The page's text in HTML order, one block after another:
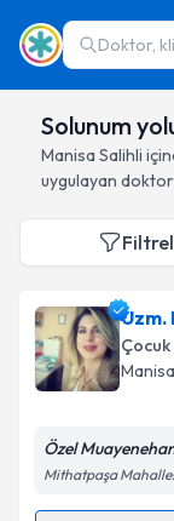
Doktor,
Solunum
Manisa Salihli
uygulayan
Uzm.
Çocuk
Manisa
Özel
Mithatpaşa